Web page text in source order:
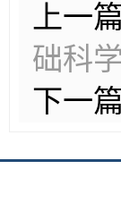
上一
础科
下一篇